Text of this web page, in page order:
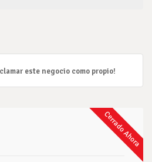
este negocio como propio!
Cerrado Ahora